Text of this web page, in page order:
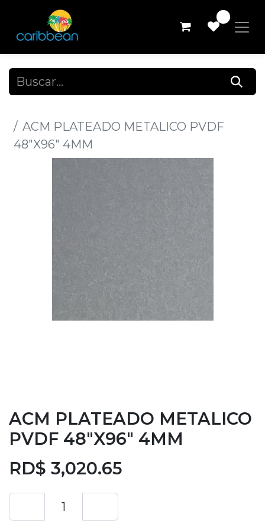
ACM PLATEADO METALICO PVDF
48"X96" 4MM
ACM PLATEADO METALICO
PVDF 48"X96" 4MM
RD$ 3,020.65